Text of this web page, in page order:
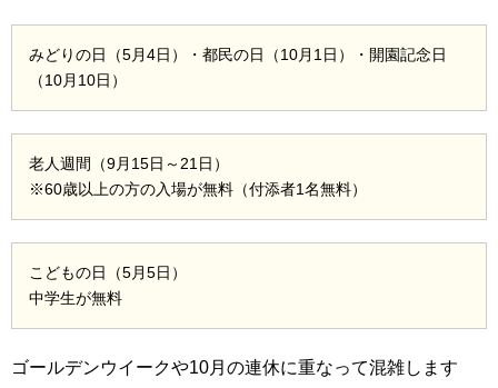
みどりの日（5月4日）・都民の日（10月1日）・開園記念日
（10月10日）
老人週間（9月15日～21日）
※60歳以上の方の入場が無料（付添者1名無料）
こどもの日（5月5日）
中学生が無料
ゴールデンウイークや10月の連休に重なって混雑します